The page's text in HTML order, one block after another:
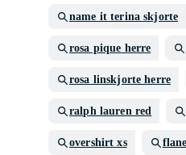
name it terina skjorte
rosa pique herre
rosa linskjorte herre
ralph lauren red
overshirt xs